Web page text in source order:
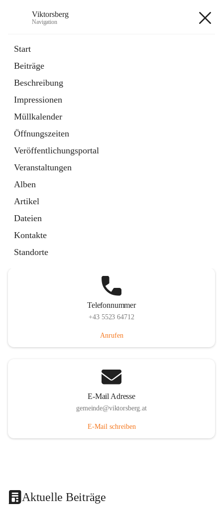
Viktorsberg
Navigation
Start
Beiträge
Beschreibung
Impressionen
Müllkalender
Öffnungszeiten
Veröffentlichungsportal
Veranstaltungen
Alben
Artikel
Dateien
Kontakte
Standorte
1 Schnellzugriff
Bürgerservice
10 Schnellzugriffe
Telefonnummer
+43 5523 64712
Anrufen
E-Mail Adresse
gemeinde@viktorsberg.at
E-Mail schreiben
Aktuelle Beiträge